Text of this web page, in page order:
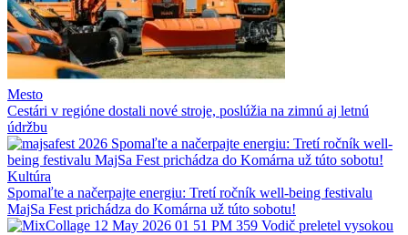
Mesto
Cestári v regióne dostali nové stroje, poslúžia na zimnú aj letnú
údržbu
Kultúra
Spomaľte a načerpajte energiu: Tretí ročník well-being festivalu
MajSa Fest prichádza do Komárna už túto sobotu!